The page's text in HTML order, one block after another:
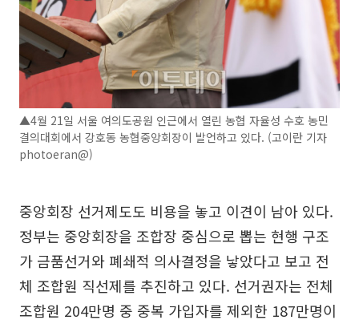
▲4월 21일 서울 여의도공원 인근에서 열린 농협 자율성 수호 농민
결의대회에서 강호동 농협중앙회장이 발언하고 있다. (고이란 기자
photoeran@)
중앙회장 선거제도도 비용을 놓고 이견이 남아 있다.
정부는 중앙회장을 조합장 중심으로 뽑는 현행 구조
가 금품선거와 폐쇄적 의사결정을 낳았다고 보고 전
체 조합원 직선제를 추진하고 있다. 선거권자는 전체
조합원 204만명 중 중복 가입자를 제외한 187만명이